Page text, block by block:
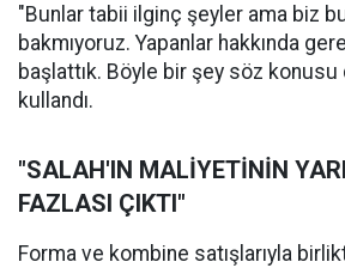
"Bunlar tabii ilginç şeyler ama biz
bakmıyoruz. Yapanlar hakkında
başlattık. Böyle bir şey söz
kullandı.
"SALAH'IN MALİYETİNİN
FAZLASI ÇIKTI"
Forma ve kombine satışlarıyla